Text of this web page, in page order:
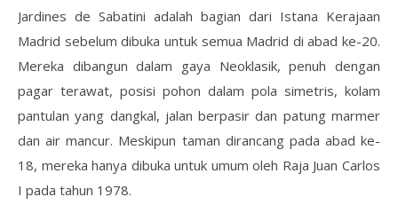
Jardines de Sabatini adalah bagian dari Istana Kerajaan
Madrid sebelum dibuka untuk semua Madrid di abad ke-20.
Mereka dibangun dalam gaya Neoklasik, penuh dengan
pagar terawat, posisi pohon dalam pola simetris, kolam
pantulan yang dangkal, jalan berpasir dan patung marmer
dan air mancur. Meskipun taman dirancang pada abad ke-
18, mereka hanya dibuka untuk umum oleh Raja Juan Carlos
I pada tahun 1978.